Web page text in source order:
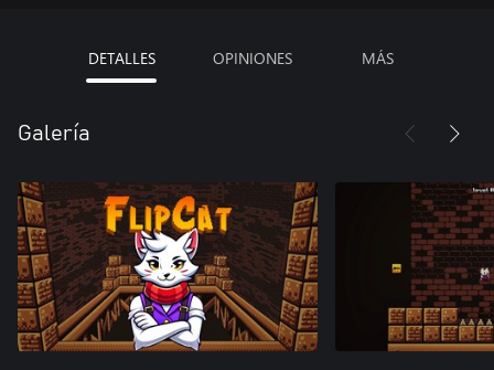
DETALLES OPINIONES MÁS
Galería